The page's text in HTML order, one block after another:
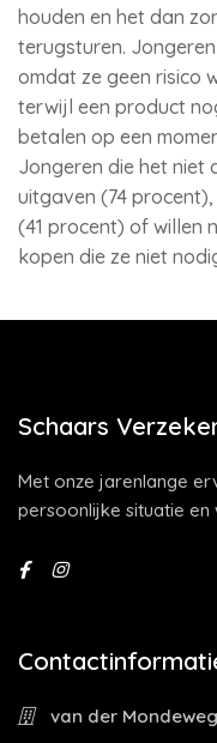
houden en het dan
terugsturen.
omdat ze geen risico
terwijl een product
betalen op een
Jongeren die het niet
uitgaven (74
(41 procent) of willen
kopen die ze niet
Schaars
Met onze jarenlange
persoonlijke situatie en
van der